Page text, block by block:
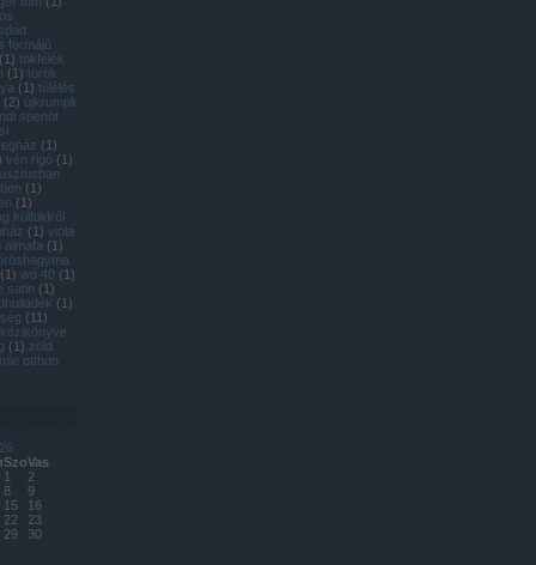
formájú
(1) tökfélék
(1) török
(1) túlélés
(2) újkrumpli
spenót
(1)
vén rigó (1)
(1)
(1)
külföldről
(1) viola
almafa (1)
(1) wd 40 (1)
satin (1)
(1)
(11)
(1) zöld
otthon
SzoVas
1
2
8
9
15
16
22
23
29
30